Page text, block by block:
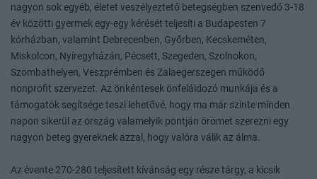
nagyon sok egyéb, életet veszélyeztető betegségben szenvedő 3-18
év közötti gyermek egy-egy kérését teljesíti a Budapesten 7
kórházban, valamint Debrecenben, Győrben, Kecskeméten,
Miskolcon, Nyíregyházán, Pécsett, Szegeden, Szolnokon,
Szombathelyen, Veszprémben és Zalaegerszegen működő
nonprofit szervezet. Az önkéntesek önfeláldozó munkája és a
támogatók segítsége teszi lehetővé, hogy ma már szinte minden
napon sikerül az ország valamelyik pontján örömet szerezni egy
nagyon beteg gyereknek azzal, hogy valóra válik az álma.
Az évente 270-280 teljesített kívánság egy része tárgy, a kicsik